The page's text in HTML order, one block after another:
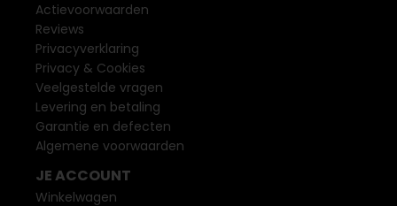
Actievoorwaarden
Reviews
Privacyverklaring
Privacy & Cookies
Veelgestelde vragen
Levering en betaling
Garantie en defecten
Algemene voorwaarden
JE ACCOUNT
Winkelwagen